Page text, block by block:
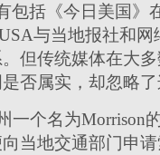
包括《今日美国
与当地报社和
但传统媒体在大
否属实，却忽略了
一个名为Morrison
当地交通部门申